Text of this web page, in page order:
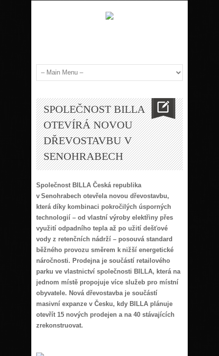
SPOLEČNOST BILLA
OTEVÍRÁ NOVOU
DŘEVOSTAVBU V
SENOHRABECH
Společnost BILLA Česká republika
v Senohrabech otevřela novou dřevostavbu,
která díky kombinaci pokročilých úsporných
technologií – od vlastní výroby elektřiny přes
využití odpadního tepla až po užití dešťové
vody z retenčních nádrží – posouvá standard
běžného provozu směrem k nižší energetické
náročnosti. Prodejna je součástí retailového
parku ve vlastnictví společnosti BILLA, která na
jednom místě propojuje více služeb pro místní
obyvatele. Nová dřevostavba je součástí
masivní expanze v Česku, kdy BILLA plánuje
otevřít 15 nových prodejen a na 40 stávajících
zrekonstruovat.